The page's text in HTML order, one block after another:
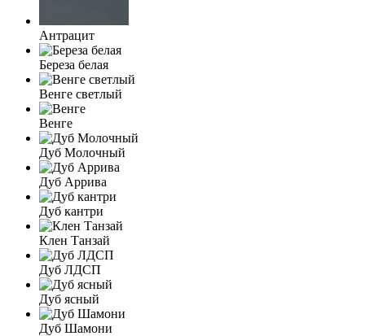
Антрацит
Береза белая
Венге светлый
Венге
Дуб Молочный
Дуб Аррива
Дуб кантри
Клен Танзай
Дуб ЛДСП
Дуб ясный
Дуб Шамони